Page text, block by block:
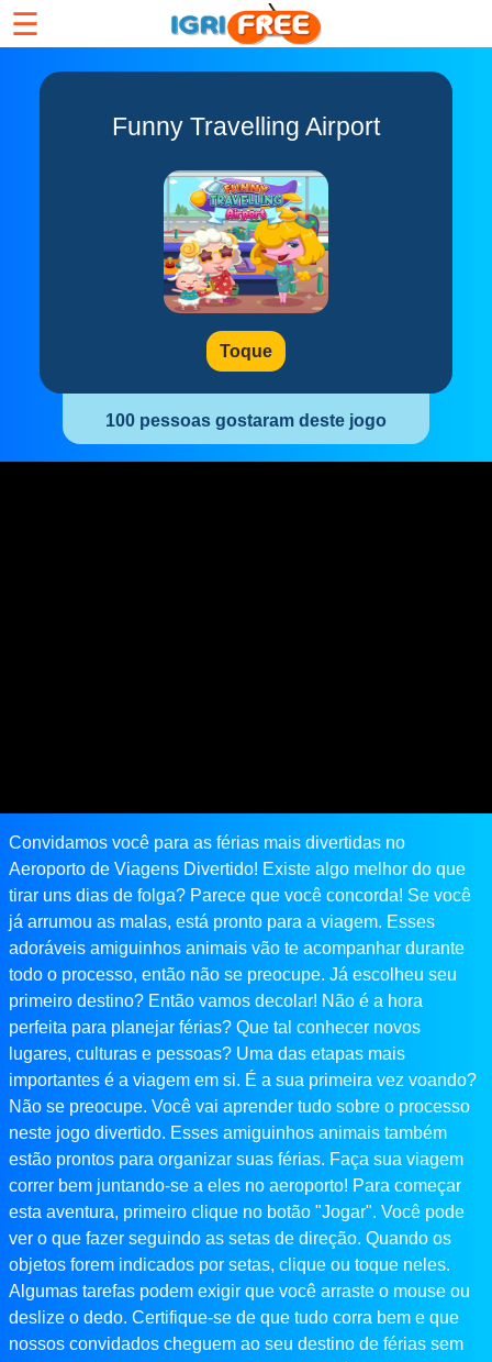
☰
Funny Travelling Airport
Toque
100 pessoas gostaram deste jogo
Convidamos você para as férias mais divertidas no
Aeroporto de Viagens Divertido! Existe algo melhor do que
tirar uns dias de folga? Parece que você concorda! Se você
já arrumou as malas, está pronto para a viagem. Esses
adoráveis ​​amiguinhos animais vão te acompanhar durante
todo o processo, então não se preocupe. Já escolheu seu
primeiro destino? Então vamos decolar! Não é a hora
perfeita para planejar férias? Que tal conhecer novos
lugares, culturas e pessoas? Uma das etapas mais
importantes é a viagem em si. É a sua primeira vez voando?
Não se preocupe. Você vai aprender tudo sobre o processo
neste jogo divertido. Esses amiguinhos animais também
estão prontos para organizar suas férias. Faça sua viagem
correr bem juntando-se a eles no aeroporto! Para começar
esta aventura, primeiro clique no botão "Jogar". Você pode
ver o que fazer seguindo as setas de direção. Quando os
objetos forem indicados por setas, clique ou toque neles.
Algumas tarefas podem exigir que você arraste o mouse ou
deslize o dedo. Certifique-se de que tudo corra bem e que
nossos convidados cheguem ao seu destino de férias sem